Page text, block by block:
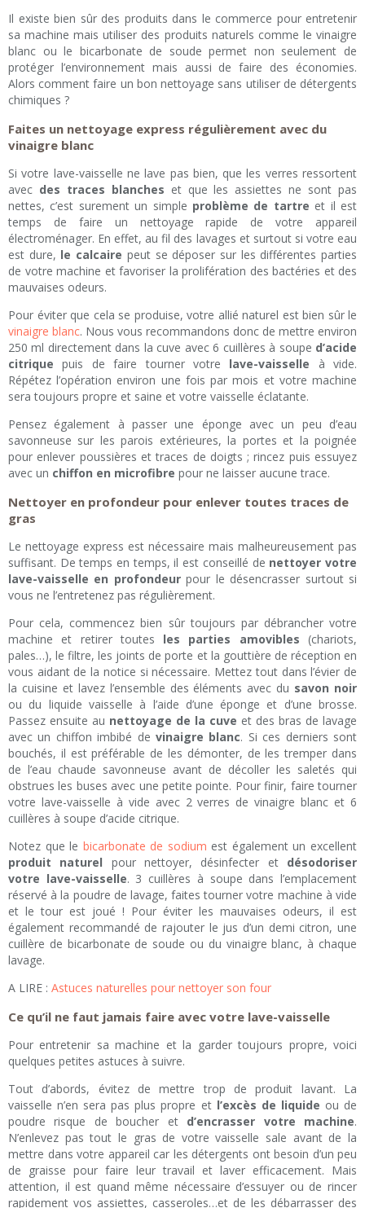
Il existe bien sûr des produits dans le commerce pour entretenir
sa machine mais utiliser des produits naturels comme le vinaigre
blanc ou le bicarbonate de soude permet non seulement de
protéger l’environnement mais aussi de faire des économies.
Alors comment faire un bon nettoyage sans utiliser de détergents
chimiques ?
Faites un nettoyage express régulièrement avec du
vinaigre blanc
Si votre lave-vaisselle ne lave pas bien, que les verres ressortent
avec des traces blanches et que les assiettes ne sont pas
nettes, c’est surement un simple problème de tartre et il est
temps de faire un nettoyage rapide de votre appareil
électroménager. En effet, au fil des lavages et surtout si votre eau
est dure, le calcaire peut se déposer sur les différentes parties
de votre machine et favoriser la prolifération des bactéries et des
mauvaises odeurs.
Pour éviter que cela se produise, votre allié naturel est bien sûr le
vinaigre blanc. Nous vous recommandons donc de mettre environ
250 ml directement dans la cuve avec 6 cuillères à soupe d’acide
citrique puis de faire tourner votre lave-vaisselle à vide.
Répétez l’opération environ une fois par mois et votre machine
sera toujours propre et saine et votre vaisselle éclatante.
Pensez également à passer une éponge avec un peu d’eau
savonneuse sur les parois extérieures, la portes et la poignée
pour enlever poussières et traces de doigts ; rincez puis essuyez
avec un chiffon en microfibre pour ne laisser aucune trace.
Nettoyer en profondeur pour enlever toutes traces de
gras
Le nettoyage express est nécessaire mais malheureusement pas
suffisant. De temps en temps, il est conseillé de nettoyer votre
lave-vaisselle en profondeurpour le désencrasser surtout si
vous ne l’entretenez pas régulièrement.
Pour cela, commencez bien sûr toujours par débrancher votre
machine et retirer toutes les parties amovibles (chariots,
pales…), le filtre, les joints de porte et la gouttière de réception en
vous aidant de la notice si nécessaire. Mettez tout dans l’évier de
la cuisine et lavez l’ensemble des éléments avec du savon noir
ou du liquide vaisselle à l’aide d’une éponge et d’une brosse.
Passez ensuite au nettoyage de la cuve et des bras de lavage
avec un chiffon imbibé de vinaigre blanc. Si ces derniers sont
bouchés, il est préférable de les démonter, de les tremper dans
de l’eau chaude savonneuse avant de décoller les saletés qui
obstrues les buses avec une petite pointe. Pour finir, faire tourner
votre lave-vaisselle à vide avec 2 verres de vinaigre blanc et 6
cuillères à soupe d’acide citrique.
Notez que le bicarbonate de sodium est également un excellent
produit naturel pour nettoyer, désinfecter et désodoriser
votre lave-vaisselle. 3 cuillères à soupe dans l’emplacement
réservé à la poudre de lavage, faites tourner votre machine à vide
et le tour est joué ! Pour éviter les mauvaises odeurs, il est
également recommandé de rajouter le jus d’un demi citron, une
cuillère de bicarbonate de soude ou du vinaigre blanc, à chaque
lavage.
A LIRE : Astuces naturelles pour nettoyer son four
Ce qu’il ne faut jamais faire avec votre lave-vaisselle
Pour entretenir sa machine et la garder toujours propre, voici
quelques petites astuces à suivre.
Tout d’abords, évitez de mettre trop de produit lavant. La
vaisselle n’en sera pas plus propre et l’excès de liquide ou de
poudre risque de boucher et d’encrasser votre machine.
N’enlevez pas tout le gras de votre vaisselle sale avant de la
mettre dans votre appareil car les détergents ont besoin d’un peu
de graisse pour faire leur travail et laver efficacement. Mais
attention, il est quand même nécessaire d’essuyer ou de rincer
rapidement vos assiettes, casseroles…et de les débarrasser des